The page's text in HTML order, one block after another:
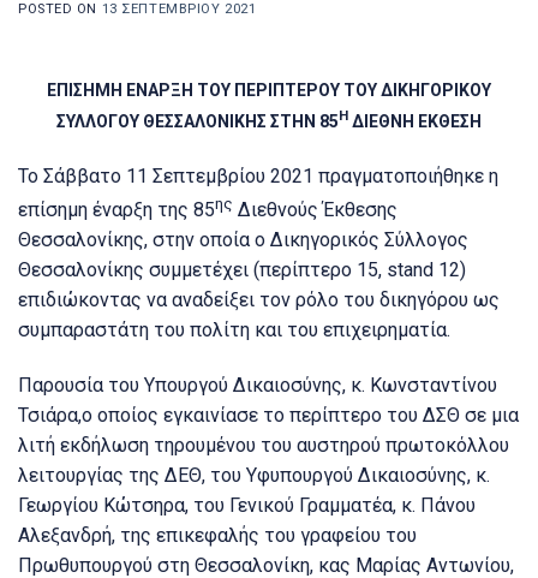
POSTED ON 13 ΣΕΠΤΕΜΒΡΊΟΥ 2021
ΕΠΙΣΗΜΗ ΕΝΑΡΞΗ ΤΟΥ ΠΕΡΙΠΤΕΡΟΥ ΤΟΥ ΔΙΚΗΓΟΡΙΚΟΥ
ΣΥΛΛΟΓΟΥ ΘΕΣΣΑΛΟΝΙΚΗΣ ΣΤΗΝ 85Η ΔΙΕΘΝΗ ΕΚΘΕΣΗ
Το Σάββατο 11 Σεπτεμβρίου 2021 πραγματοποιήθηκε η
επίσημη έναρξη της 85ης Διεθνούς Έκθεσης
Θεσσαλονίκης, στην οποία ο Δικηγορικός Σύλλογος
Θεσσαλονίκης συμμετέχει (περίπτερο 15, stand 12)
επιδιώκοντας να αναδείξει τον ρόλο του δικηγόρου ως
συμπαραστάτη του πολίτη και του επιχειρηματία.
Παρουσία του Υπουργού Δικαιοσύνης, κ. Κωνσταντίνου
Τσιάρα,ο οποίος εγκαινίασε το περίπτερο του ΔΣΘ σε μια
λιτή εκδήλωση τηρουμένου του αυστηρού πρωτοκόλλου
λειτουργίας της ΔΕΘ, του Υφυπουργού Δικαιοσύνης, κ.
Γεωργίου Κώτσηρα, του Γενικού Γραμματέα, κ. Πάνου
Αλεξανδρή, της επικεφαλής του γραφείου του
Πρωθυπουργού στη Θεσσαλονίκη, κας Μαρίας Αντωνίου,